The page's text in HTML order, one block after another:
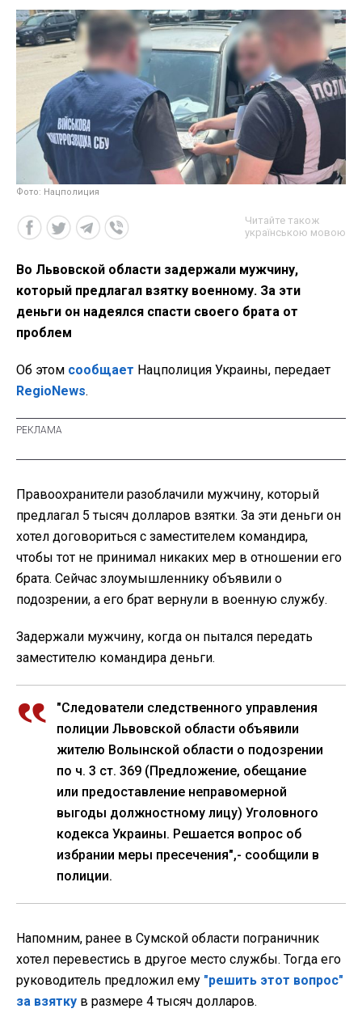
Фото: Нацполиция
Читайте також
українською мовою
Во Львовской области задержали мужчину,
который предлагал взятку военному. За эти
деньги он надеялся спасти своего брата от
проблем
Об этом сообщает Нацполиция Украины, передает
RegioNews.
Правоохранители разоблачили мужчину, который
предлагал 5 тысяч долларов взятки. За эти деньги он
хотел договориться с заместителем командира,
чтобы тот не принимал никаких мер в отношении его
брата. Сейчас злоумышленнику объявили о
подозрении, а его брат вернули в военную службу.
Задержали мужчину, когда он пытался передать
заместителю командира деньги.
"Следователи следственного управления
полиции Львовской области объявили
жителю Волынской области о подозрении
по ч. 3 ст. 369 (Предложение, обещание
или предоставление неправомерной
выгоды должностному лицу) Уголовного
кодекса Украины. Решается вопрос об
избрании меры пресечения",- сообщили в
полиции.
Напомним, ранее в Сумской области пограничник
хотел перевестись в другое место службы. Тогда его
руководитель предложил ему "решить этот вопрос"
за взятку в размере 4 тысяч долларов.